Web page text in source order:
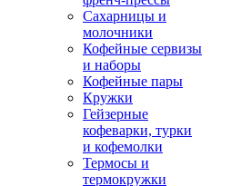
Сахарницы и
молочники
Кофейные сервизы
и наборы
Кофейные пары
Кружки
Гейзерные
кофеварки, турки
и кофемолки
Термосы и
термокружки